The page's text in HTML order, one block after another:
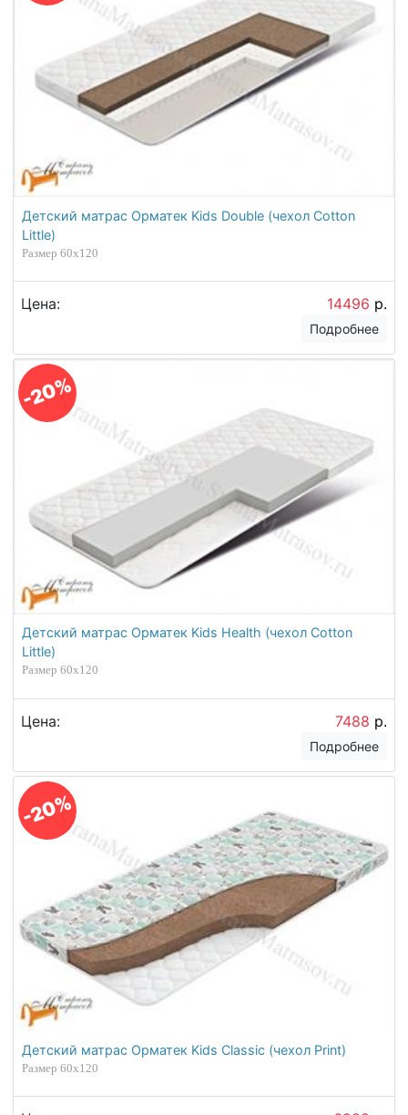
Детский матрас Орматек Kids Double (чехол Cotton
Little)
Размер 60х120
Цена: 14496 р.
Подробнее
-20%
Детский матрас Орматек Kids Health (чехол Cotton
Little)
Размер 60х120
Цена: 7488 р.
Подробнее
-20%
Детский матрас Орматек Kids Classic (чехол Print)
Размер 60х120